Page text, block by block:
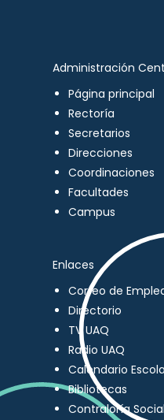
Administración
Página principal
Rectoría
Secretarios
Direcciones
Coordinaciones
Facultades
Campus
Enlaces
Correo de
Directorio
TV UAQ
Radio UAQ
Calendario
Bibliotecas
Contraloría Social